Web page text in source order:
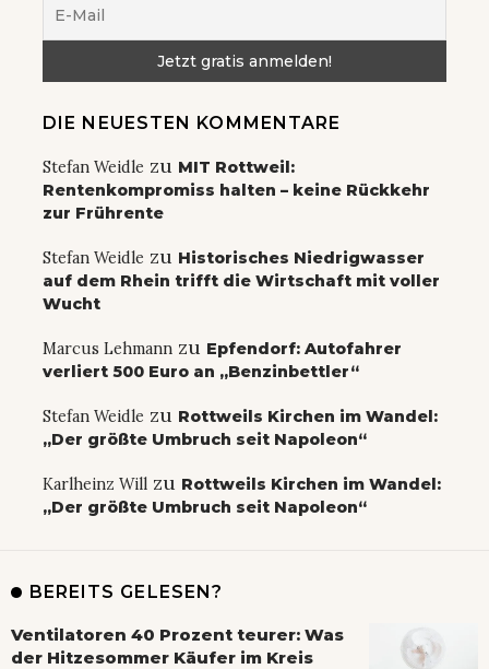
DIE NEUESTEN KOMMENTARE
Stefan Weidle zu MIT Rottweil:
Rentenkompromiss halten – keine Rückkehr
zur Frührente
Stefan Weidle zu Historisches Niedrigwasser
auf dem Rhein trifft die Wirtschaft mit voller
Wucht
Marcus Lehmann zu Epfendorf: Autofahrer
verliert 500 Euro an „Benzinbettler“
Stefan Weidle zu Rottweils Kirchen im Wandel:
„Der größte Umbruch seit Napoleon“
Karlheinz Will zu Rottweils Kirchen im Wandel:
„Der größte Umbruch seit Napoleon“
BEREITS GELESEN?
Ventilatoren 40 Prozent teurer: Was
der Hitzesommer Käufer im Kreis